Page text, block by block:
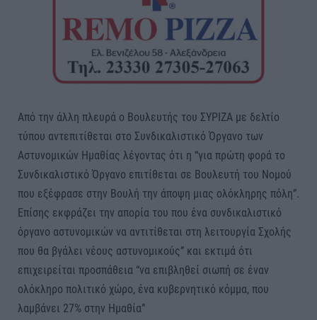
Από την άλλη πλευρά ο Βουλευτής του ΣΥΡΙΖΑ με δελτίο
τύπου αντεπιτίθεται στο Συνδικαλιστικό Όργανο των
Αστυνομικών Ημαθίας λέγοντας ότι η “για πρώτη φορά το
Συνδικαλιστικό Όργανο επιτίθεται σε Βουλευτή του Νομού
που εξέφρασε στην Βουλή την άποψη μιας ολόκληρης πόλη”.
Επίσης εκφράζει την απορία του που ένα συνδικαλιστικό
όργανο αστυνομικών να αντιτίθεται στη λειτουργία Σχολής
που θα βγάλει νέους αστυνομικούς” και εκτιμά ότι
επιχειρείται προσπάθεια “να επιβληθεί σιωπή σε έναν
ολόκληρο πολιτικό χώρο, ένα κυβερνητικό κόμμα, που
λαμβάνει 27% στην Ημαθία”